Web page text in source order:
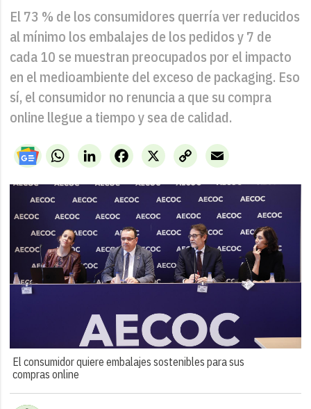
El 73 % de los consumidores querría ver reducidos
al mínimo los embalajes de los pedidos y 7 de
cada 10 se muestran preocupados por el impacto
en el medioambiente del exceso de packaging. Eso
sí, el consumidor no renuncia a que su compra
online llegue a tiempo y sea de calidad.
WhatsAppLinkedIn X
Facebook
Copy
Link
Email
El consumidor quiere embalajes sostenibles para sus
compras online